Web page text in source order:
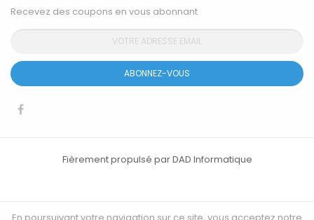
Recevez des coupons en vous abonnant
ABONNEZ-VOUS
Fièrement propulsé par DAD Informatique
En poursuivant votre navigation sur ce site, vous acceptez notre